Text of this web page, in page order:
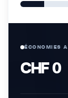
ÉCONOMIES
CHF 0